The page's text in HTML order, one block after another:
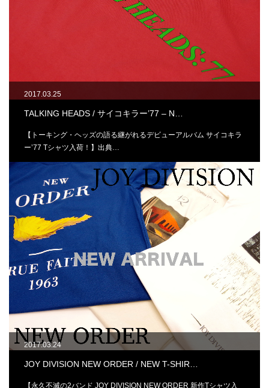
2017.03.25
TALKING HEADS / サイコキラー’77 – N…
【トーキング・ヘッズの語る継がれるデビューアルバム サイコキラ
ー’77 Tシャツ入荷！】出典…
2017.03.24
JOY DIVISION NEW ORDER / NEW T-SHIR…
【永久不滅の2バンド JOY DIVISION NEW ORDER 新作Tシャツ入